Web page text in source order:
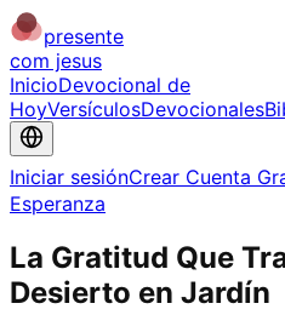
presente
com jesus
InicioDevocional de
HoyVersículosDevocionales
Iniciar sesiónCrear Cuenta
Esperanza
La Gratitud Que
Desierto en Jardín